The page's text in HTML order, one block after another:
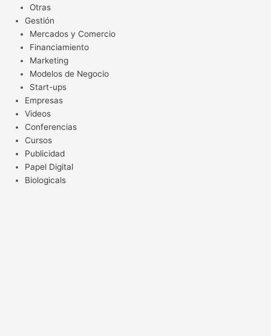
Otras
Gestión
Mercados y Comercio
Financiamiento
Marketing
Modelos de Negocio
Start-ups
Empresas
Videos
Conferencias
Cursos
Publicidad
Papel Digital
Biologicals